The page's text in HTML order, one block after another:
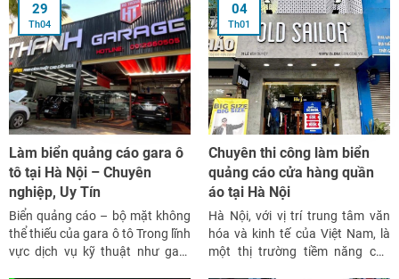
Làm biển quảng cáo gara ô
tô tại Hà Nội – Chuyên
nghiệp, Uy Tín
29
Th04
Biển quảng cáo – bộ mặt không
thể thiếu của gara ô tô Trong lĩnh
vực dịch vụ kỹ thuật như gara
Chuyên thi công làm biển
quảng cáo cửa hàng quần
áo tại Hà Nội
04
Th01
Hà Nội, với vị trí trung tâm văn
hóa và kinh tế của Việt Nam, là
một thị trường tiềm năng cho